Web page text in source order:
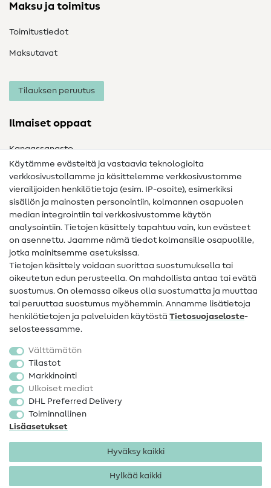
Maksu ja toimitus
Toimitustiedot
Maksutavat
Tilauksen peruutus
Ilmaiset oppaat
Kangassanasto
Ompelusanasto
Ompeluohjeet
Apua ja yhteystiedot
Yhteystiedot
Tietoa omistajanvaihdoksesta
FAQ
Peruutusoikeus
Suosittu
Kankaat
Ompelutarvikkeet
Ale
Käytämme evästeitä ja vastaavia teknologioita
verkkosivustollamme ja käsittelemme verkkosivustomme
vierailijoiden henkilötietoja (esim. IP-osoite), esimerkiksi
sisällön ja mainosten personointiin, kolmannen osapuolen
median integrointiin tai verkkosivustomme käytön
analysointiin. Tietojen käsittely tapahtuu vain, kun evästeet
on asennettu. Jaamme nämä tiedot kolmansille osapuolille,
jotka mainitsemme asetuksissa.
Tietojen käsittely voidaan suorittaa suostumuksella tai
oikeutetun edun perusteella. On mahdollista antaa tai evätä
suostumus. On olemassa oikeus olla suostumatta ja muuttaa
tai peruuttaa suostumus myöhemmin. Annamme lisätietoja
henkilötietojen ja palveluiden käytöstä Tietosuojaseloste-
selosteessamme.
Välttämätön
Tilastot
Markkinointi
Ulkoiset mediat
DHL Preferred Delivery
Toiminnallinen
Lisäasetukset
Hyväksy kaikki
Hylkää kaikki
Tietosuoja
Käyttöehdot